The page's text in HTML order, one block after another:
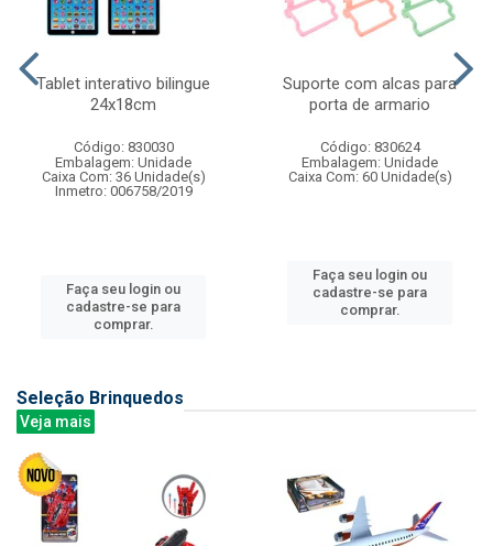
Tablet interativo bilingue
24x18cm
Código: 830030
Embalagem: Unidade
Caixa Com: 36 Unidade(s)
Inmetro: 006758/2019
Faça seu login ou
cadastre-se para
comprar.
Suporte com alcas para
porta de armario
Código: 830624
Embalagem: Unidade
Caixa Com: 60 Unidade(s)
Faça seu login ou
cadastre-se para
comprar.
Seleção Brinquedos
Veja mais